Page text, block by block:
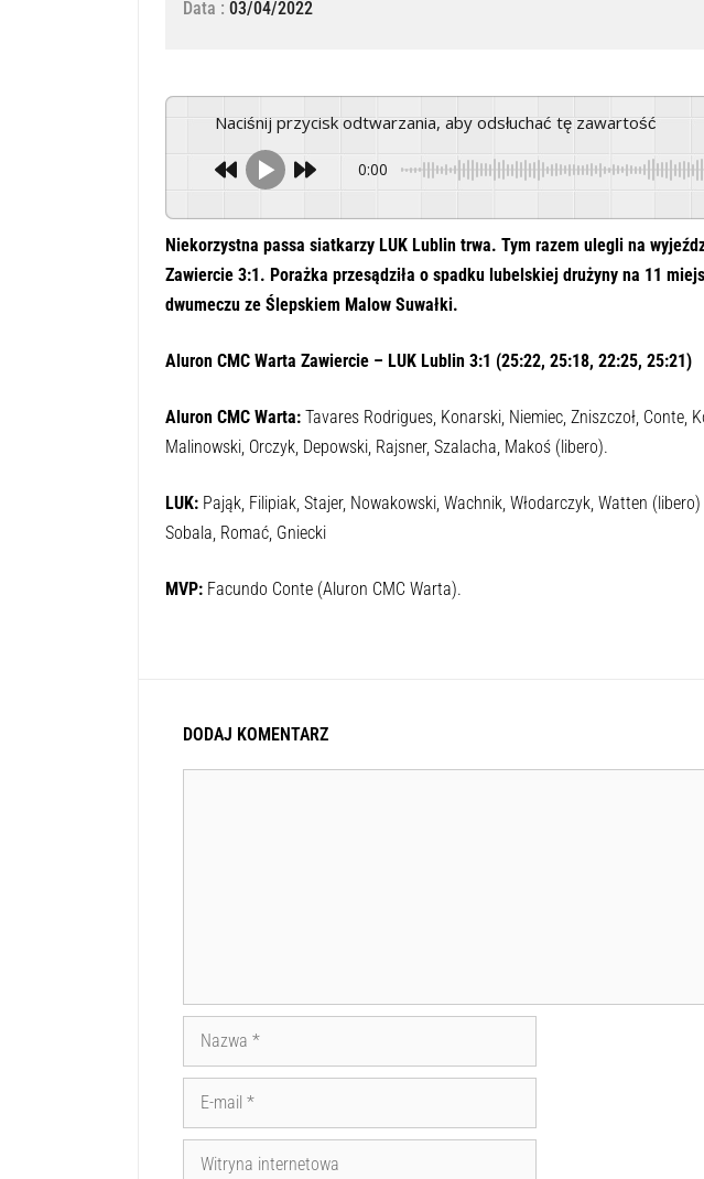
Data : 03/04/2022
Naciśnij przycisk odtwarzania, aby odsłuchać tę zawartość
0:00
Niekorzystna passa siatkarzy LUK Lublin trwa. Tym razem ulegli na
Zawiercie 3:1. Porażka przesądziła o spadku lubelskiej drużyny na 11
dwumeczu ze Ślepskiem Malow Suwałki.
Aluron CMC Warta Zawiercie – LUK Lublin 3:1 (25:22, 25:18, 22:25, 25:21)
Aluron CMC Warta:Tavares Rodrigues, Konarski, Niemiec, Zniszczoł, Conte,
Malinowski, Orczyk, Depowski, Rajsner, Szalacha, Makoś (libero).
LUK:Pająk, Filipiak, Stajer, Nowakowski, Wachnik, Włodarczyk, Watten
Sobala, Romać, Gniecki
MVP:Facundo Conte (Aluron CMC Warta).
DODAJ KOMENTARZ